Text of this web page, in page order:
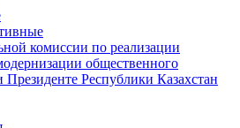
комиссии по реализации
общественного
Президенте Республики Казахстан